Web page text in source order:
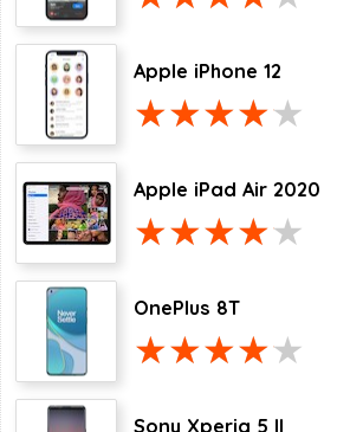
Apple iPhone 12
Apple iPad Air 2020
OnePlus 8T
Sony Xperia 5 II